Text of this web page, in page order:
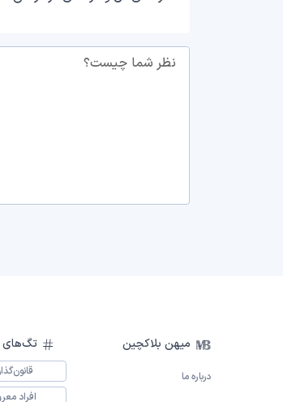
نظر شما چیست؟
میهن بلاکچین
درباره ما
تگ‌های
افراد